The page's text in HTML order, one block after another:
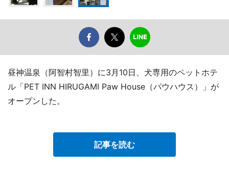
昼神温泉（阿智村智里）に3月10日、犬専用のペットホテ
ル「PET INN HIRUGAMI Paw House（パウハウス）」が
オープンした。
記事を読む